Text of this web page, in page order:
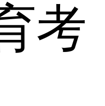
考